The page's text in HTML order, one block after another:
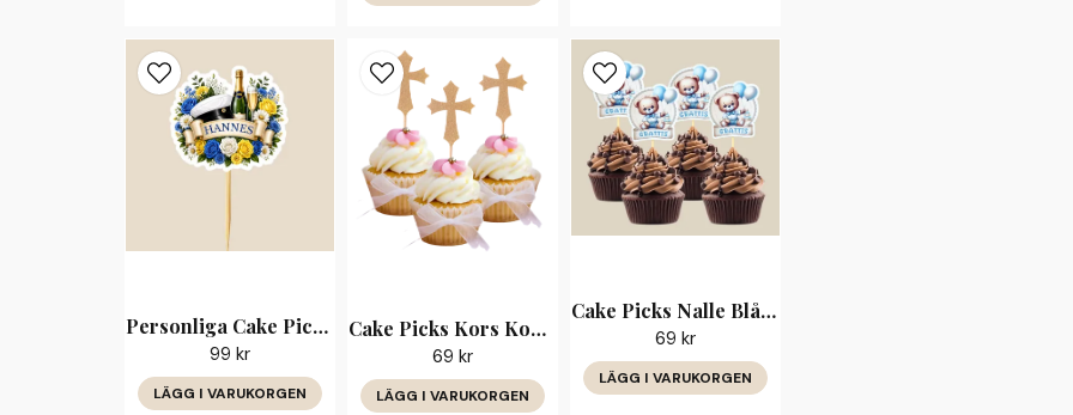
Personliga Cake Picks Student Blå Blommor med Namn
99 kr
LÄGG I VARUKORGEN
Cake Picks Kors Konfirmation
69 kr
LÄGG I VARUKORGEN
Cake Picks Nalle Blå Grattis
69 kr
LÄGG I VARUKORGEN